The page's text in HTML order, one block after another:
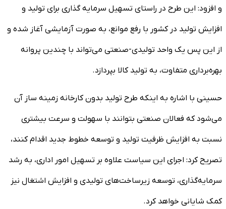
و افزود: این طرح در راستای تسهیل سرمایه گذاری برای تولید و
افزایش تولید در کشور با رفع موانع، به صورت آزمایشی آغاز شده و
از این پس یک واحد تولیدی-صنعتی می‌تواند با چندین پروانه
بهره‌برداری متفاوت، به تولید کالا بپردازد.
حسینی با اشاره به اینکه طرح تولید بدون کارخانه زمینه ساز آن
می‌شود که فعالان صنعتی بتوانند با سهولت و سرعت بیشتری
نسبت به افزایش ظرفیت تولید و توسعه خطوط جدید اقدام کنند،
تصریح کرد: اجرای این سیاست علاوه بر تسهیل امور اداری، به رشد
سرمایه‌گذاری، توسعه زیرساخت‌های تولیدی و افزایش اشتغال نیز
کمک شایانی خواهد کرد.